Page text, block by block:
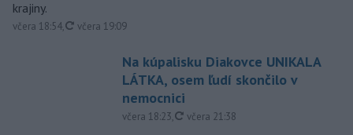
krajiny.
včera 18:54, aktualizované
včera 19:09
Na kúpalisku Diakovce UNIKALA
LÁTKA, osem ľudí skončilo v
nemocnici
včera 18:23, aktualizované
včera 21:38